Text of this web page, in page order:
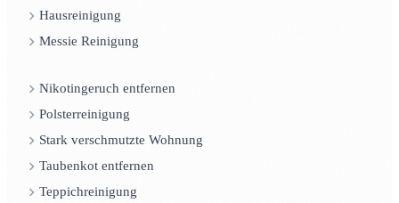
Hausreinigung
Messie Reinigung
Nikotingeruch entfernen
Polsterreinigung
Stark verschmutzte Wohnung
Taubenkot entfernen
Teppichreinigung